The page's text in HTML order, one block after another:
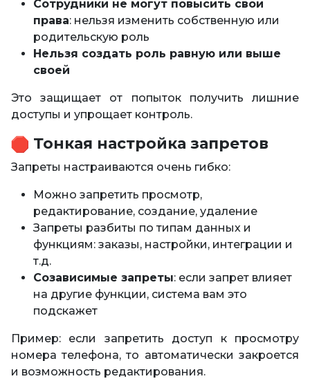
Сотрудники не могут повысить свои
права: нельзя изменить собственную или
родительскую роль
Нельзя создать роль равную или выше
своей
Это защищает от попыток получить лишние
доступы и упрощает контроль.
Тонкая настройка запретов
Запреты настраиваются очень гибко:
Можно запретить просмотр,
редактирование, создание, удаление
Запреты разбиты по типам данных и
функциям: заказы, настройки, интеграции и
т.д.
Созависимые запреты: если запрет влияет
на другие функции, система вам это
подскажет
Пример: если запретить доступ к просмотру
номера телефона, то автоматически закроется
и возможность редактирования.